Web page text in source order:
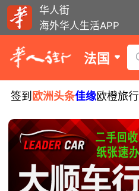
华人街
海外华人生活APP
法国
签到 欧洲头条佳缘欧橙旅行